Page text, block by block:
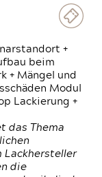
+
beim
+ Mängel und
Modul
Lackierung +
das Thema
Lackhersteller
die